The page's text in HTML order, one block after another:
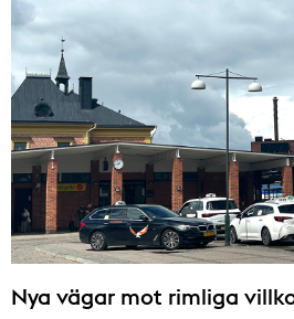
Nya vägar mot rimliga